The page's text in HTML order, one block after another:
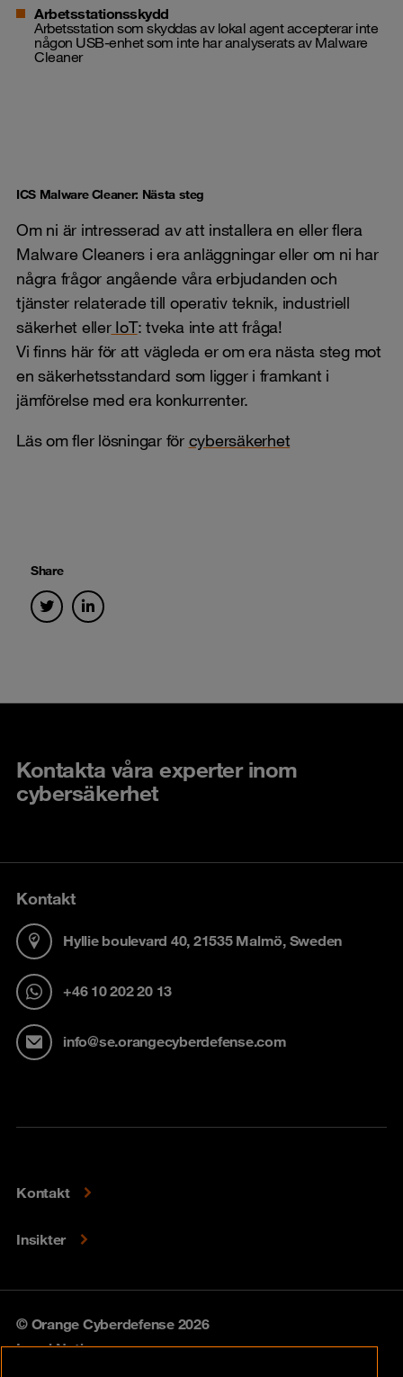
Arbetsstationsskydd
Arbetsstation som skyddas av lokal agent accepterar inte
någon USB-enhetsom inte har analyserats av Malware
Cleaner
ICS Malware Cleaner: Nästa steg
Om ni är intresserad av att installera en eller flera
Malware Cleaners i era anläggningar eller om ni har
några frågor angående våra erbjudanden och
tjänster relaterade till operativ teknik, industriell
säkerhet ellerIoT: tveka inte att fråga!
Vi finns här för att vägleda er om era nästa steg mot
en säkerhetsstandard som ligger i framkant i
jämförelse med era konkurrenter.
Läs om fler lösningar för cybersäkerhet
Share
Kontakta våra experter inom
cybersäkerhet
Kontakt
Hyllie boulevard 40, 21535 Malmö, Sweden
+46 10 202 20 13
info@se.orangecyberdefense.com
Kontakt
Insikter
© Orange Cyberdefense 2026
Legal Notice